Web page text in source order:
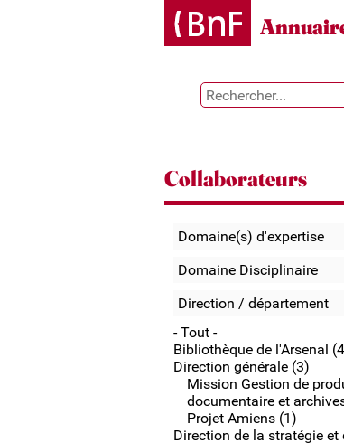
Collaborateurs
Domaine(s) d'expertise
Domaine Disciplinaire
Direction / département
- Tout -
Bibliothèque de l'Arsenal
Direction générale (3)
Mission Gestion de
documentaire et
Projet Amiens (1)
Direction de la stratégie et